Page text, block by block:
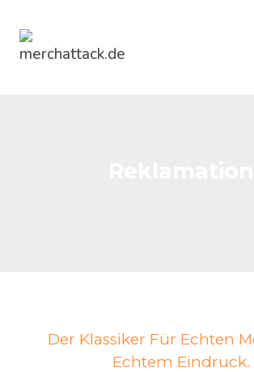
Inhalt
springen
Der Klassiker Für Echten
Echtem Eindruck.